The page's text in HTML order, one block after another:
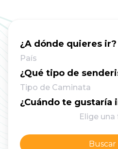
Bookatrekking.com,
consejos para
contratiempos. Todo lo
es caminar y disfrutar. Y
satisfacción - y la cerveza
aún mejor de lo que
tu próxima aventura?
¿A dónde quieres ir?
País
¿Qué tipo de
Tipo de Caminata
¿Cuándo te gustaría
Elige una
Buscar